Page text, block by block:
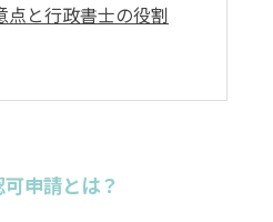
点と行政書士の役割
申請とは？